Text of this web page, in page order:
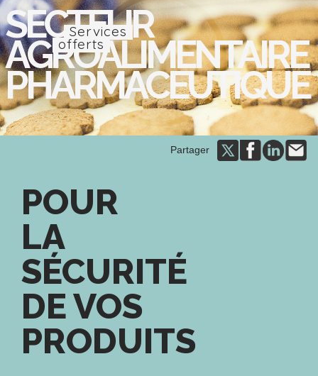
SECTEUR
AGROALIMENTAIRE
PHARMACEUTIQUE
Services
offerts
Partager
POUR
LA
SÉCURITÉ
DE VOS
PRODUITS